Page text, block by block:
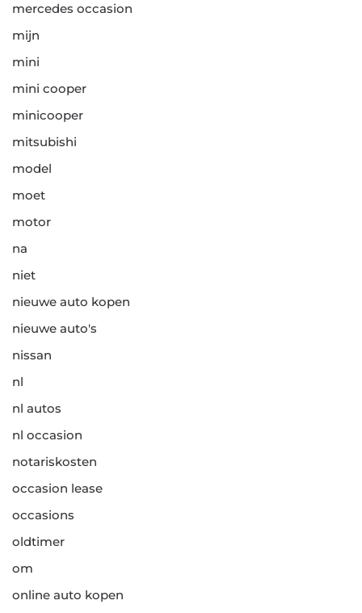
mercedes occasion
mijn
mini
mini cooper
minicooper
mitsubishi
model
moet
motor
na
niet
nieuwe auto kopen
nieuwe auto's
nissan
nl
nl autos
nl occasion
notariskosten
occasion lease
occasions
oldtimer
om
online auto kopen